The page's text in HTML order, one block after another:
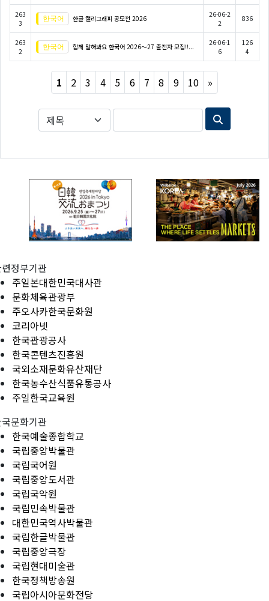
263
3
한글 캘리그래피 공모전 2026
26-06-2
2
836
263
2
함께 말해봐요 한국어 2026～27 출전자 모집!!...
26-06-1
6
126
4
1 2 3 4 5 6 7 8 9 10 »
정부기관
주일본대한민국대사관
문화체육관광부
주오사카한국문화원
코리아넷
한국관광공사
한국콘텐츠진흥원
국외소재문화유산재단
한국농수산식품유통공사
주일한국교육원
문화기관
한국예술종합학교
국립중앙박물관
국립국어원
국립중앙도서관
국립국악원
국립민속박물관
대한민국역사박물관
국립한글박물관
국립중앙극장
국립현대미술관
한국정책방송원
국립아시아문화전당